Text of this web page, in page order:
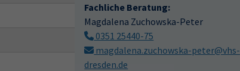
Fachliche Beratung:
Magdalena Zuchowska-Peter
0351 25440-75
magdalena.zuchowska-peter@vhs-
dresden.de